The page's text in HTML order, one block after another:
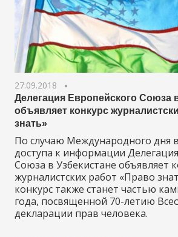
27.09.2018
Делегация Европейского Союза
объявляет конкурс
знать»
По случаю Международного дня
доступа к информации
Союза в Узбекистане объявляет
журналистских работ «Право
конкурс также станет частью
года, посвященной 70-летию
декларации прав человека.